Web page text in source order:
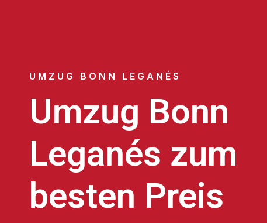
UMZUG BONN LEGANÉS
Umzug Bonn
Leganés zum
besten Preis